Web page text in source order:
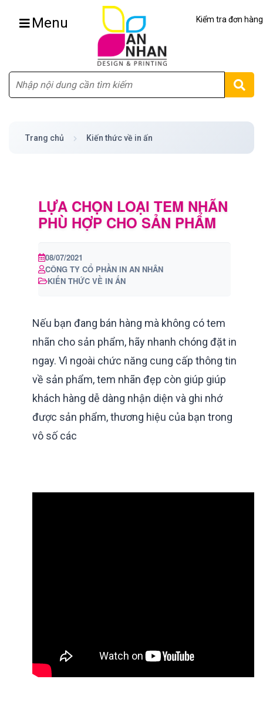
Menu Kiểm tra đơn hàng
Trang chủ Kiến thức về in ấn
LỰA CHỌN LOẠI TEM NHÃN
PHÙ HỢP CHO SẢN PHẨM
08/07/2021
CÔNG TY CỔ PHẦN IN AN NHÂN
KIẾN THỨC VỀ IN ẤN
Nếu bạn đang bán hàng mà không có tem
nhãn cho sản phẩm, hãy nhanh chóng đặt in
ngay. Vì ngoài chức năng cung cấp thông tin
về sản phẩm, tem nhãn đẹp còn giúp giúp
khách hàng dễ dàng nhận diện và ghi nhớ
được sản phẩm, thương hiệu của bạn trong
vô số các